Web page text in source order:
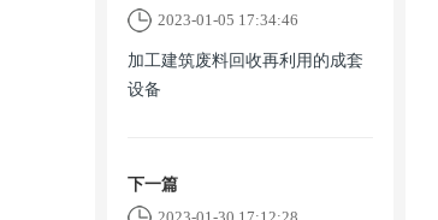
2023-01-05 17:34:46
加工建筑废料回收再利用的成套
设备
下一篇